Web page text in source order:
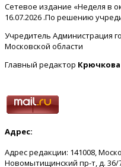
Сетевое издание «Неделя в
16.07.2026 .По решению
Учредитель Администрация
Московской области
Главный редактор
Адрес:
Адрес редакции: 141008,
Новомытищинский пр-т, д. 36/